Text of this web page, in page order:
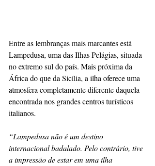
Entre as lembranças mais marcantes está
Lampedusa, uma das Ilhas Pelágias, situada
no extremo sul do país. Mais próxima da
África do que da Sicília, a ilha oferece uma
atmosfera completamente diferente daquela
encontrada nos grandes centros turísticos
italianos.
“Lampedusa não é um destino
internacional badalado. Pelo contrário, tive
a impressão de estar em uma ilha